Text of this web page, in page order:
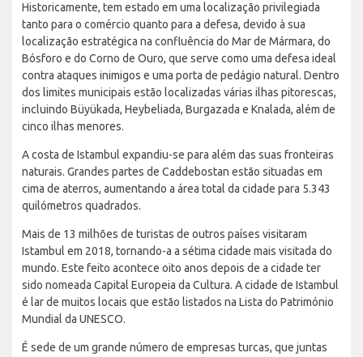
Historicamente, tem estado em uma localização privilegiada
tanto para o comércio quanto para a defesa, devido à sua
localização estratégica na confluência do Mar de Mármara, do
Bósforo e do Corno de Ouro, que serve como uma defesa ideal
contra ataques inimigos e uma porta de pedágio natural. Dentro
dos limites municipais estão localizadas várias ilhas pitorescas,
incluindo Büyükada, Heybeliada, Burgazada e Knalada, além de
cinco ilhas menores.
A costa de Istambul expandiu-se para além das suas fronteiras
naturais. Grandes partes de Caddebostan estão situadas em
cima de aterros, aumentando a área total da cidade para 5.343
quilómetros quadrados.
Mais de 13 milhões de turistas de outros países visitaram
Istambul em 2018, tornando-a a sétima cidade mais visitada do
mundo. Este feito acontece oito anos depois de a cidade ter
sido nomeada Capital Europeia da Cultura. A cidade de Istambul
é lar de muitos locais que estão listados na Lista do Património
Mundial da UNESCO.
É sede de um grande número de empresas turcas, que juntas